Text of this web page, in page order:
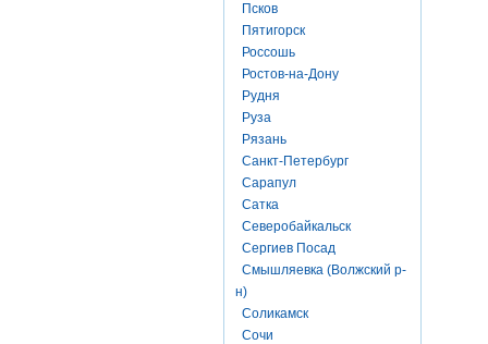
Псков
Пятигорск
Россошь
Ростов-на-Дону
Рудня
Руза
Рязань
Санкт-Петербург
Сарапул
Сатка
Северобайкальск
Сергиев Посад
Смышляевка (Волжский р-
н)
Соликамск
Сочи